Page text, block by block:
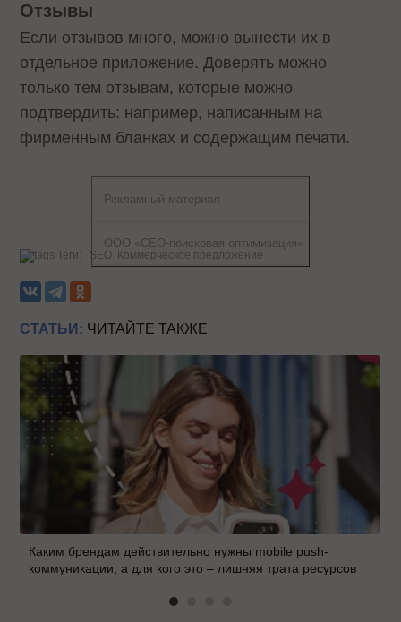
Отзывы
Если отзывов много, можно вынести их в
отдельное приложение. Доверять можно
только тем отзывам, которые можно
подтвердить: например, написанным на
фирменным бланках и содержащим печати.
Рекламный материал
ООО «СЕО-поисковая оптимизация»
Теги: SEO Коммерческое предложение
СТАТЬИ: ЧИТАЙТЕ ТАКЖЕ
Каким брендам действительно нужны mobile push-
коммуникации, а для кого это – лишняя трата ресурсов